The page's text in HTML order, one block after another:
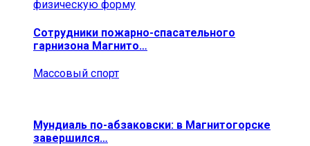
Сотрудники пожарно-спасательного
гарнизона Магнито…
Массовый спорт
Мундиаль по-абзаковски: в Магнитогорске
завершился…